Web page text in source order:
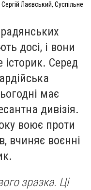
Лаєвський, Суспільне
досі, і вони
Серед
має
дивізія.
воює проти
вчиняє воєнні
зразка. Ці